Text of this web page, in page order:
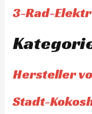
3-Rad-
Hersteller
Stadt-